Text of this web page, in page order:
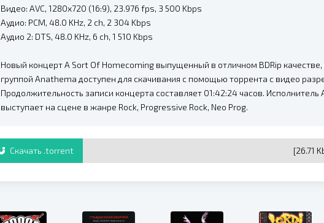
Видео: AVC, 1280x720 (16:9), 23.976 fps, 3 500 Kbps
Аудио: PCM, 48.0 KHz, 2 ch, 2 304 Kbps
Аудио 2: DTS, 48.0 KHz, 6 ch, 1 510 Kbps
Новый концерт A Sort Of Homecoming выпущенный в отличном BDRip качестве,
группой Anathema доступен для скачивания с помощью торрента с видео
Продолжительность записи концерта составляет 01:42:24 часов. Исполнитель
выступает на сцене в жанре Rock, Progressive Rock, Neo Prog.
Скачать .torrent [26.71